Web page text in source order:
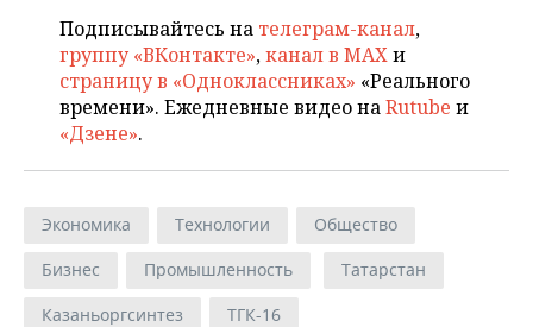
Подписывайтесь на телеграм-канал,
группу «ВКонтакте»,канал в MAXи
страницу в «Одноклассниках» «Реального
времени». Ежедневные видео наRutube и
«Дзене».
Экономика Технологии
Общество
Бизнес
Промышленность
Татарстан
Казаньоргсинтез
ТГК-16